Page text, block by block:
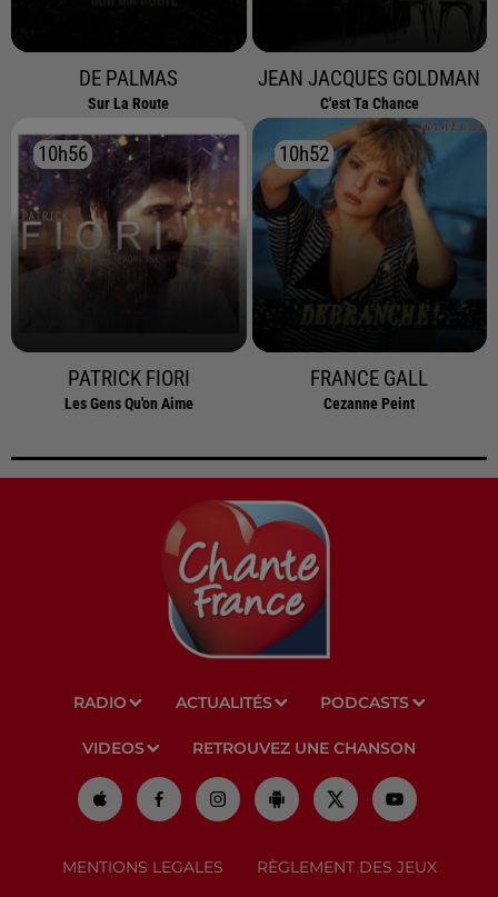
DE PALMAS
Sur La Route
JEAN JACQUES GOLDMAN
C'est Ta Chance
10h56
10h56
PATRICK FIORI
Les Gens Qu'on Aime
10h52
10h52
FRANCE GALL
Cezanne Peint
RADIO ACTUALITÉS PODCASTS
VIDEOS RETROUVEZ UNE CHANSON
MENTIONS LEGALES RÈGLEMENT DES JEUX